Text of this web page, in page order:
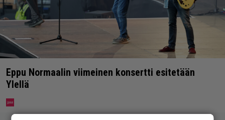
Eppu Normaalin viimeinen konsertti esitetään
Ylellä